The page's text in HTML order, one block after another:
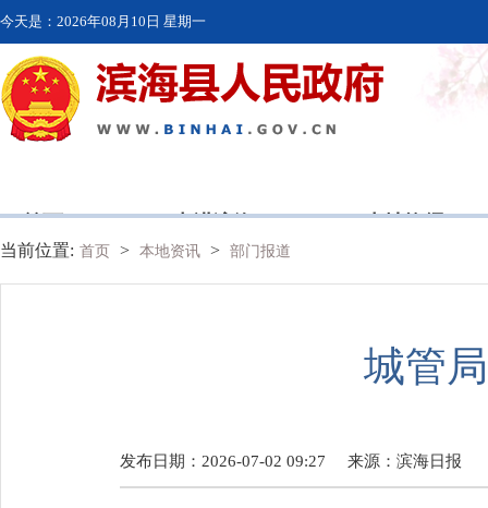
今天是： 2026年08月10日 星期一
首页 走进滨海 本地资讯
当前位置: 首页 > 本地资讯 > 部门报道
城管
发布日期：2026-07-02 09:27 来源： 滨海日报